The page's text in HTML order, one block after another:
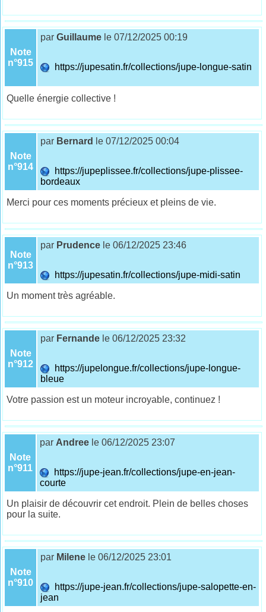
Note
n°915
parGuillaume le 07/12/2025 00:19
https://jupesatin.fr/collections/jupe-longue-satin
Quelle énergie collective !
Note
n°914
par Bernard le 07/12/2025 00:04
https://jupeplissee.fr/collections/jupe-plissee-
bordeaux
Merci pour ces moments précieux et pleins de vie.
Note
n°913
par Prudence le 06/12/2025 23:46
https://jupesatin.fr/collections/jupe-midi-satin
Un moment très agréable.
Note
n°912
par Fernande le 06/12/2025 23:32
https://jupelongue.fr/collections/jupe-longue-
bleue
Votre passion est un moteur incroyable, continuez !
Note
n°911
par Andree le 06/12/2025 23:07
https://jupe-jean.fr/collections/jupe-en-jean-
courte
Un plaisir de découvrir cet endroit. Plein de belles choses
pour la suite.
Note
n°910
par Milene le 06/12/2025 23:01
https://jupe-jean.fr/collections/jupe-salopette-en-
jean